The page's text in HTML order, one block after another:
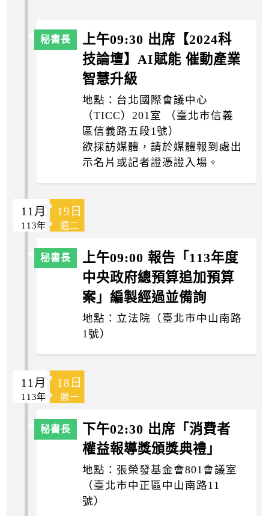
上午09:30 出席【2024科
技論壇】AI賦能 催動產業
智慧升級
地點：台北國際會議中心
（TICC）201室 （臺北市信義
區信義路五段1號）
欲採訪媒體，請於媒體報到處出
示名片或記者證憑證入場。
11月 19日
113年 週二
上午09:00 報告「113年度
中央政府總預算追加預算
案」編製經過並備詢
地點：立法院（臺北市中山南路
1號）
11月 18日
113年 週一
下午02:30 出席「消費者
權益報導獎頒獎典禮」
地點：張榮發基金會801會議室
（臺北市中正區中山南路11
號）